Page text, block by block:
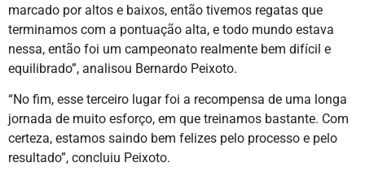
marcado por altos e baixos, então tivemos regatas que
terminamos com a pontuação alta, e todo mundo estava
nessa, então foi um campeonato realmente bem difícil e
equilibrado”, analisou Bernardo Peixoto.
“No fim, esse terceiro lugar foi a recompensa de uma longa
jornada de muito esforço, em que treinamos bastante. Com
certeza, estamos saindo bem felizes pelo processo e pelo
resultado”, concluiu Peixoto.